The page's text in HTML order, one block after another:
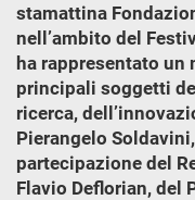
stamattina
nell’ambito del
ha rappresentato
principali soggetti
ricerca,
Pierangelo
partecipazione del
Flavio Deflorian, del